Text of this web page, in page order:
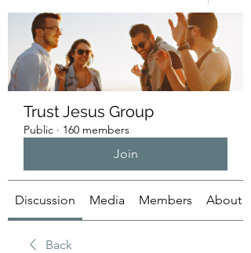
Trust Jesus Group
Public · 160 members
Join
Discussion Media Members About
Back